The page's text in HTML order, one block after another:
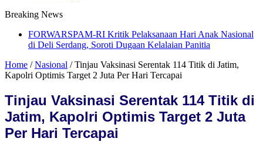
Breaking News
FORWARSPAM-RI Kritik Pelaksanaan Hari Anak Nasional
di Deli Serdang, Soroti Dugaan Kelalaian Panitia
Home / Nasional / Tinjau Vaksinasi Serentak 114 Titik di Jatim,
Kapolri Optimis Target 2 Juta Per Hari Tercapai
Tinjau Vaksinasi Serentak 114 Titik di
Jatim, Kapolri Optimis Target 2 Juta
Per Hari Tercapai